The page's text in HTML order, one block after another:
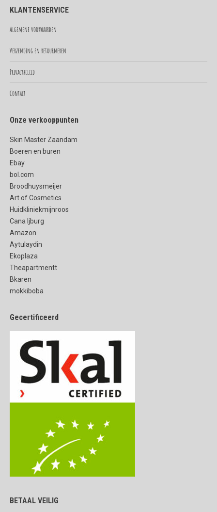
opens
in
window
opens
in
window
KLANTENSERVICE
Algemene voorwaarden
Verzending en retourneren
Privacybeleid
Contact
Onze verkooppunten
Skin Master Zaandam
Boeren en buren
Ebay
bol.com
Broodhuysmeijer
Art of Cosmetics
Huidkliniekmijnroos
Cana Ijburg
Amazon
Aytulaydin
Ekoplaza
Theapartmentt
Bkaren
mokkiboba
Gecertificeerd
BETAAL VEILIG